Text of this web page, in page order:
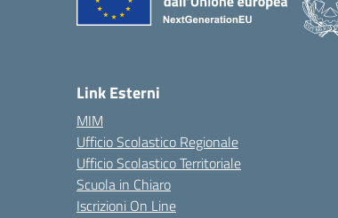
Link Esterni
MIM
Ufficio Scolastico Regionale
Ufficio Scolastico Territoriale
Scuola in Chiaro
Iscrizioni On Line